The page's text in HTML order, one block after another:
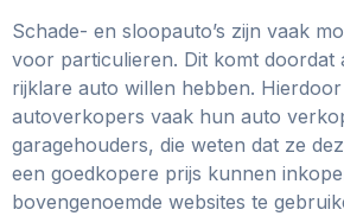
Schade- en sloopauto’s zijn vaak
voor particulieren. Dit komt doordat
rijklare auto willen hebben. Hierdoor
autoverkopers vaak hun auto
garagehouders, die weten dat ze
een goedkopere prijs kunnen
bovengenoemde websites te